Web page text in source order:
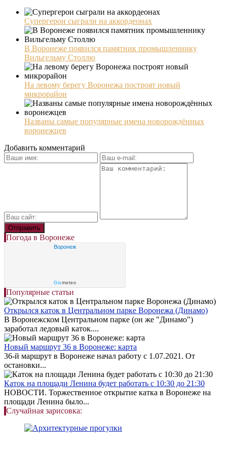
Супергерои сыграли на аккордеонах
В Воронеже появился памятник промышленнику
Вильгельму Столлю
На левому берегу Воронежа построят новый
микрорайон
Названы самые популярные имена новорождённых
воронежцев
Добавить комментарий
Погода в Воронеже
Воронеж
Gismeteo
Популярные статьи
Открылся каток в Центральном парке Воронежа (Динамо)
В Воронежском Центральном парке (он же "Динамо")
заработал ледовый каток....
Новый маршрут 36 в Воронеже: карта
36-й маршрут в Воронеже начал работу с 1.07.2021. От
остановки...
Каток на площади Ленина будет работать с 10:30 до 21:30
НОВОСТИ. Торжественное открытие катка в Воронеже на
площади Ленина было...
Случайная зарисовка: